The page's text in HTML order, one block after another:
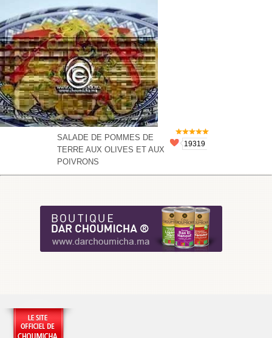
SALADE DE POMMES DE
TERRE AUX OLIVES ET AUX
POIVRONS
19319